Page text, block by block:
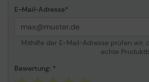
SL-
M2079W
E-Mail-Adresse
Mithilfe der E-Mail-Adresse prüfen wir,
echte
Bewertung: